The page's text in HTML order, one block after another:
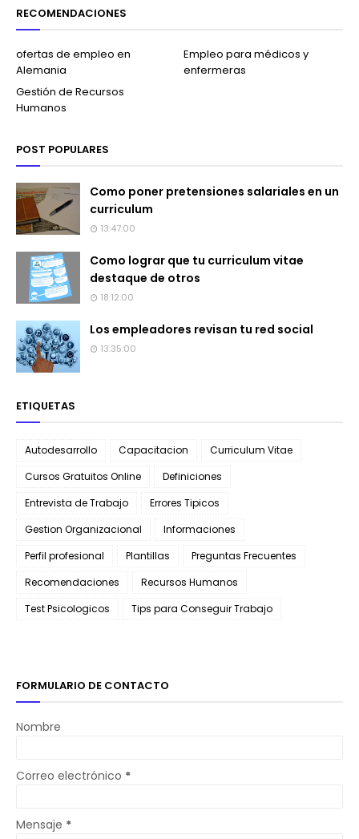
RECOMENDACIONES
ofertas de empleo en
Alemania
Empleo para médicos y
enfermeras
Gestión de Recursos
Humanos
POST POPULARES
Como poner pretensiones salariales en un
curriculum
13:47:00
Como lograr que tu curriculum vitae
destaque de otros
18:12:00
Los empleadores revisan tu red social
13:35:00
ETIQUETAS
Autodesarrollo Capacitacion
Curriculum Vitae
Cursos Gratuitos Online
Definiciones
Entrevista de Trabajo
Errores Tipicos
Gestion Organizacional
Informaciones
Perfil profesional
Plantillas
Preguntas Frecuentes
Recomendaciones
Recursos Humanos
Test Psicologicos
Tips para Conseguir Trabajo
FORMULARIO DE CONTACTO
Nombre
Correo electrónico *
Mensaje *